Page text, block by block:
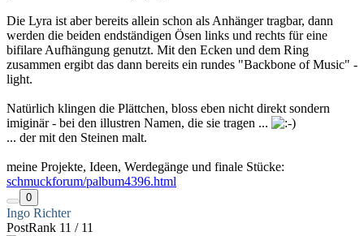
Die Lyra ist aber bereits allein schon als Anhänger tragbar, dann
werden die beiden endständigen Ösen links und rechts für eine
bifilare Aufhängung genutzt. Mit den Ecken und dem Ring
zusammen ergibt das dann bereits ein rundes "Backbone of Music" -
light.
Natürlich klingen die Plättchen, bloss eben nicht direkt sondern
imiginär - bei den illustren Namen, die sie tragen ...
... der mit den Steinen malt.
meine Projekte, Ideen, Werdegänge und finale Stücke:
schmuckforum/palbum4396.html
0
Ingo Richter
PostRank 11 / 11